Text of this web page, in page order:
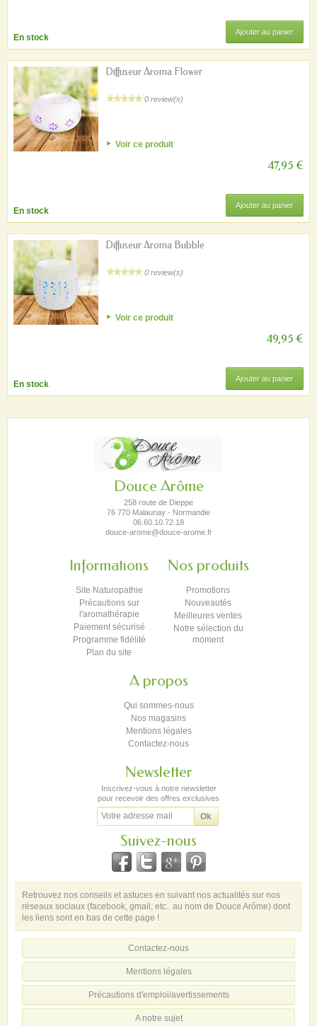
En stock
Ajouter au panier
Diffuseur Aroma Flower
0 review(s)
Voir ce produit
47,95 €
En stock
Ajouter au panier
Diffuseur Aroma Bubble
0 review(s)
Voir ce produit
49,95 €
En stock
Ajouter au panier
Douce Arôme
258 route de Dieppe
76 770 Malaunay - Normandie
06.60.10.72.18
douce-arome@douce-arome.fr
Informations
Site Naturopathie
Précautions sur
l'aromathérapie
Paiement sécurisé
Programme fidélité
Plan du site
Nos produits
Promotions
Nouveautés
Meilleures ventes
Notre sélection du
moment
A propos
Qui sommes-nous
Nos magasins
Mentions légales
Contactez-nous
Newsletter
Inscrivez-vous à notre newsletter
pour recevoir des offres exclusives
Suivez-nous
Retrouvez nos conseils et astuces en suivant nos actualités sur nos
réseaux sociaux (facebook, gmail, etc.. au nom de Douce Arôme) dont
les liens sont en bas de cette page !
Contactez-nous
Mentions légales
Précautions d'emploi/avertissements
A notre sujet